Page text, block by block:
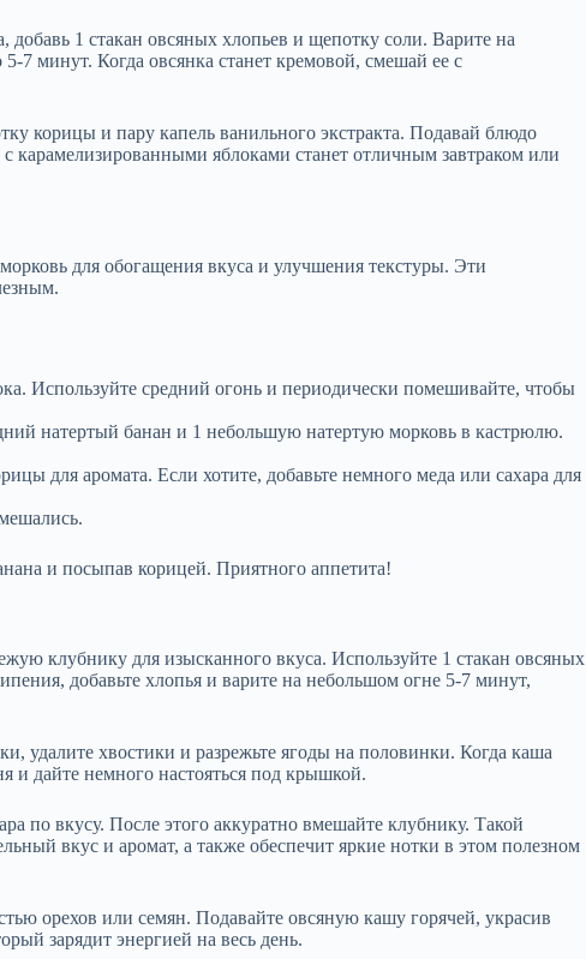
добавь 1 стакан овсяных хлопьев и щепотку соли. Варите на
7 минут. Когда овсянка станет кремовой, смешай ее с
корицы и пару капель ванильного экстракта. Подавай блюдо
карамелизированными яблоками станет отличным завтраком или
для обогащения вкуса и улучшения текстуры. Эти
Используйте средний огонь и периодически помешивайте, чтобы
натертый банан и 1 небольшую натертую морковь в кастрюлю.
для аромата. Если хотите, добавьте немного меда или сахара для
и посыпав корицей. Приятного аппетита!
клубнику для изысканного вкуса. Используйте 1 стакан овсяных
добавьте хлопья и варите на небольшом огне 5-7 минут,
удалите хвостики и разрежьте ягоды на половинки. Когда каша
и дайте немного настояться под крышкой.
по вкусу. После этого аккуратно вмешайте клубнику. Такой
вкус и аромат, а также обеспечит яркие нотки в этом полезном
орехов или семян. Подавайте овсяную кашу горячей, украсив
зарядит энергией на весь день.